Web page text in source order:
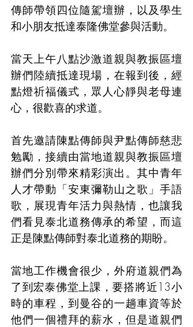
傳師帶領四位隨駕壇辦，以及學生
和小朋友抵達泰隆佛堂參與活動。
當天上午八點沙激道親與教振區壇
辦們陸續抵達現場，在報到後，經
點燈祈福儀式，眾人心靜與老母連
心，很歡喜的求道。
首先邀請陳點傳師與尹點傳師慈悲
勉勵，接續由當地道親與教振區壇
辦們分別帶來精彩演出。其中青年
人才帶動「安東彌勒山之歌」手語
歌，展現青年活力與熱情，也讓我
們看見泰北道務傳承的希望，而這
正是陳點傳師對泰北道務的期盼。
當地工作機會很少，外府道親們為
了到宏泰佛堂上課，要搭將近13小
時的車程，到曼谷的一趟車資等於
他們一個禮拜的薪水，但是道親們